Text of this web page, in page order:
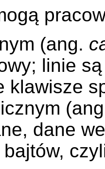
(ang.
linie
klawisze
dane